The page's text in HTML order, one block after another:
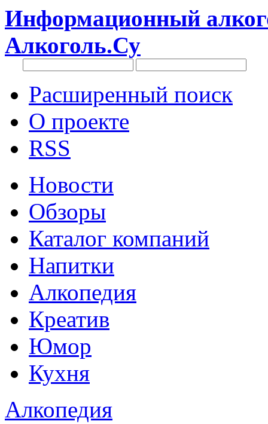
Информационный
Алкоголь.Су
Расширенный поиск
О проекте
RSS
Новости
Обзоры
Каталог компаний
Напитки
Алкопедия
Креатив
Юмор
Кухня
Алкопедия